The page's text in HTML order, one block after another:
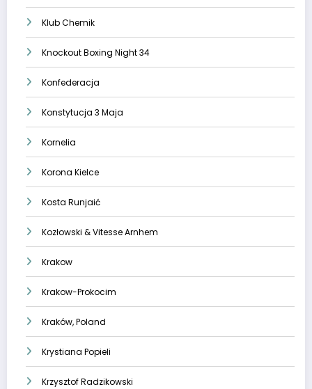
Klub Chemik
Knockout Boxing Night 34
Konfederacja
Konstytucja 3 Maja
Kornelia
Korona Kielce
Kosta Runjaić
Kozłowski & Vitesse Arnhem
Krakow
Krakow-Prokocim
Kraków, Poland
Krystiana Popieli
Krzysztof Radzikowski